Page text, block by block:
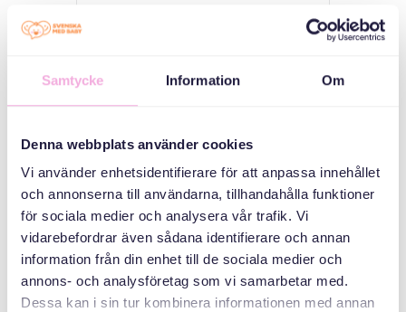
Samtycke Information Om
Denna webbplats använder cookies
Vi använder enhetsidentifierare för att anpassa innehållet
och annonserna till användarna, tillhandahålla funktioner
för sociala medier och analysera vår trafik. Vi
vidarebefordrar även sådana identifierare och annan
information från din enhet till de sociala medier och
annons- och analysföretag som vi samarbetar med.
Dessa kan i sin tur kombinera informationen med annan
ኣዳላዊ